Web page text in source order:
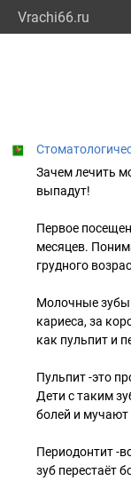
Vrachi66.ru
Зачем лечить
выпадут!
Первое
месяцев.
грудного
Молочные зубы
кариеса, за
как пульпит и
Пульпит -это
Дети с таким
болей и мучают
Периодонтит -
зуб перестаёт